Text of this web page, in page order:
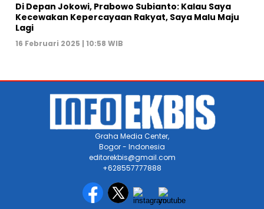
Di Depan Jokowi, Prabowo Subianto: Kalau Saya
Kecewakan Kepercayaan Rakyat, Saya Malu Maju
Lagi
16 Februari 2025 | 10:58 WIB
Graha Media Center,
Bogor - Indonesia
editorekbis@gmail.com
+628557777888